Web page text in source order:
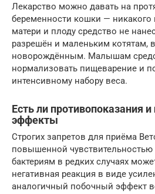
Лекарство можно давать на
беременности кошки — никакого
матери и плоду средство не
разрешён и маленьким котятам,
новорождённым. Малышам
нормализовать пищеварение и
интенсивному набору веса.
Есть ли противопоказания
эффекты
Строгих запретов для приёма
повышенной
бактериям в редких случаях
негативная реакция в виде
аналогичный побочный эффект